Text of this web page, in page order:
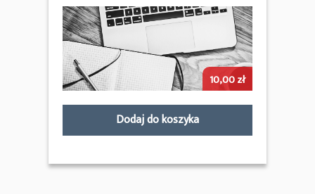
10,00zł
Dodaj do koszyka